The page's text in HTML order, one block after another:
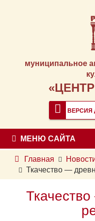
муниципальное
МЕНЮ САЙТА
Главная
Ткачество —